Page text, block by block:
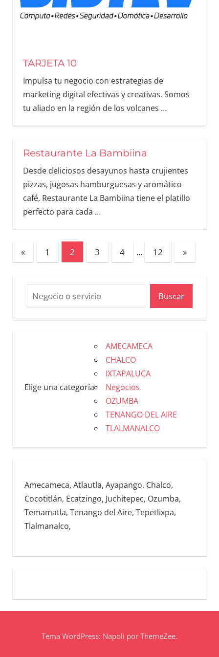
TARJETA 10
Impulsa tu negocio con estrategias de
marketing digital efectivas y creativas. Somos
tu aliado en la región de los volcanes …
Restaurante La Bambiina
Desde deliciosos desayunos hasta crujientes
pizzas, jugosas hamburguesas y aromático
café, Restaurante La Bambiina tiene el platillo
perfecto para cada …
« 1 2 3 4 … 12 »
Buscar
Elige una categoría
AMECAMECA
CHALCO
IXTAPALUCA
Negocios
OZUMBA
TENANGO DEL AIRE
TLALMANALCO
Amecameca, Atlautla, Ayapango, Chalco,
Cocotitlán, Ecatzingo, Juchitepec, Ozumba,
Temamatla, Tenango del Aire, Tepetlixpa,
Tlalmanalco,
Tema WordPress: Napoli por ThemeZee.